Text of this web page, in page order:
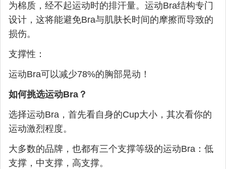
为棉质，经不起运动时的排汗量。运动Bra结构专门
设计，这将能避免Bra与肌肤长时间的摩擦而导致的
损伤。
支撑性：
运动Bra可以减少78%的胸部晃动！
如何挑选运动Bra？
选择运动Bra，首先看自身的Cup大小，其次看你的
运动激烈程度。
大多数的品牌，也都有三个支撑等级的运动Bra：低
支撑，中支撑，高支撑。